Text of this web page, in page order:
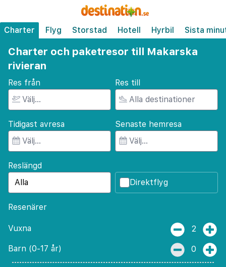
Charter Flyg Storstad Hotell Hyrbil Sista
Charter och paketresor till Makarska
rivieran
Res från Res till
Tidigast avresa Senaste hemresa
Reslängd
Direktflyg
Resenärer
Vuxna 2
Barn (0-17 år) 0